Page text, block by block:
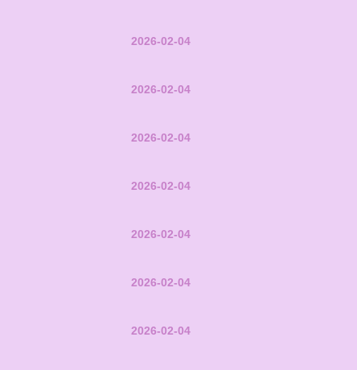
2026-02-04
2026-02-04
2026-02-04
2026-02-04
2026-02-04
2026-02-04
2026-02-04